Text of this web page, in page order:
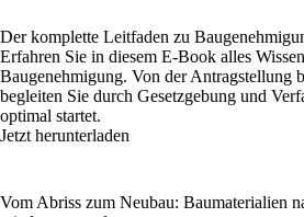
Der komplette Leitfaden zu
Erfahren Sie in diesem E-Book alles
Baugenehmigung. Von der Antragstellung
begleiten Sie durch Gesetzgebung und
optimal startet.
Jetzt herunterladen
Vom Abriss zum Neubau: Baumaterialien